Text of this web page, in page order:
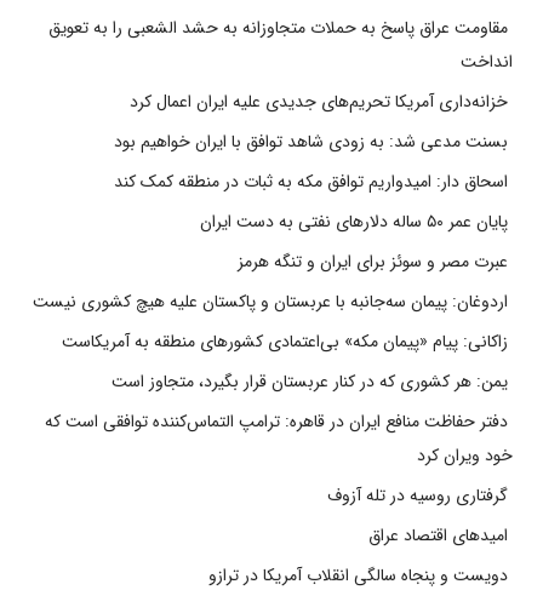
مقاومت عراق پاسخ به حملات متجاوزانه به حشد الشعبی را به تعویق
انداخت
خزانه‌داری آمریکا تحریم‌های جدیدی علیه ایران اعمال کرد
بسنت مدعی شد: به زودی شاهد توافق با ایران خواهیم بود
اسحاق دار: امیدواریم توافق مکه به ثبات در منطقه کمک کند
پایان عمر ۵۰ ساله دلارهای نفتی به دست ایران
عبرت مصر و سوئز برای ایران و تنگه هرمز
اردوغان: پیمان سه‌جانبه با عربستان و پاکستان علیه هیچ کشوری نیست
زاکانی: پیام «پیمان مکه» بی‌اعتمادی کشورهای منطقه به آمریکاست
یمن: هر کشوری که در کنار عربستان قرار بگیرد، متجاوز است
دفتر حفاظت منافع ایران در قاهره: ترامپ التماس‌کننده توافقی است که
خود ویران کرد
گرفتاری روسیه در تله آزوف
امیدهای اقتصاد عراق
دویست و پنجاه سالگی انقلاب آمریکا در ترازو